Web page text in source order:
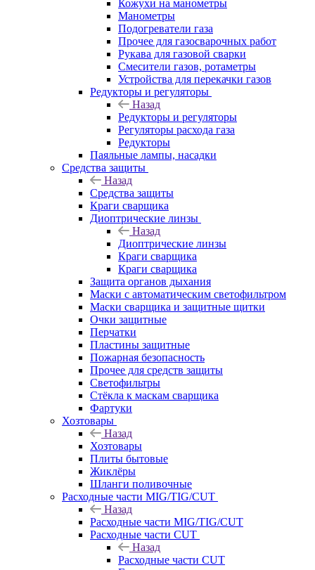
Кожухи на манометры
Манометры
Подогреватели газа
Прочее для газосварочных работ
Рукава для газовой сварки
Смесители газов, ротаметры
Устройства для перекачки газов
Редукторы и регуляторы
Назад
Редукторы и регуляторы
Регуляторы расхода газа
Редукторы
Паяльные лампы, насадки
Средства защиты
Назад
Средства защиты
Краги сварщика
Диоптрические линзы
Назад
Диоптрические линзы
Краги сварщика
Краги сварщика
Защита органов дыхания
Маски с автоматическим светофильтром
Маски сварщика и защитные щитки
Очки защитные
Перчатки
Пластины защитные
Пожарная безопасность
Прочее для средств защиты
Светофильтры
Стёкла к маскам сварщика
Фартуки
Хозтовары
Назад
Хозтовары
Плиты бытовые
Жиклёры
Шланги поливочные
Расходные части MIG/TIG/CUT
Назад
Расходные части MIG/TIG/CUT
Расходные части CUT
Назад
Расходные части CUT